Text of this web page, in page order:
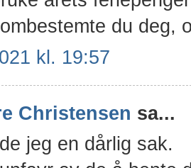
du deg,
kl. 19:57
Christensen sa...
jeg en dårlig sak.